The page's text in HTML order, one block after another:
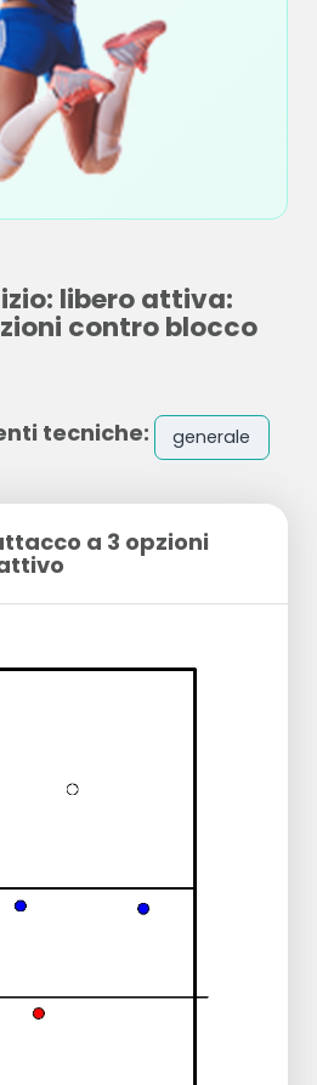
libero attiva:
contro blocco
tecniche: generale
a 3 opzioni